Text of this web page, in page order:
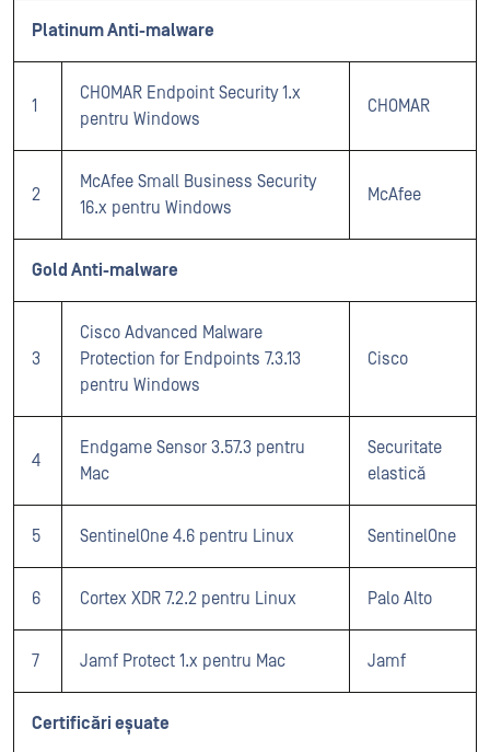
Platinum Anti-malware
1
CHOMAR Endpoint Security 1.x
pentru Windows
CHOMAR
2
McAfee Small Business Security
16.x pentru Windows
McAfee
Gold Anti-malware
3
Cisco Advanced Malware
Protection for Endpoints 7.3.13
pentru Windows
Cisco
4
Endgame Sensor 3.57.3 pentru
Mac
Securitate
elastică
5 SentinelOne 4.6 pentru Linux SentinelOne
6 Cortex XDR 7.2.2 pentru Linux Palo Alto
7 Jamf Protect 1.x pentru Mac Jamf
Certificări eșuate